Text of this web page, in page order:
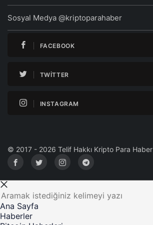
Sosyal Medya @kriptoparahaber
FACEBOOK
TWITTER
INSTAGRAM
© 2017 - 2026 Telif Hakkı Kripto Para Haber
Ana Sayfa
Haberler